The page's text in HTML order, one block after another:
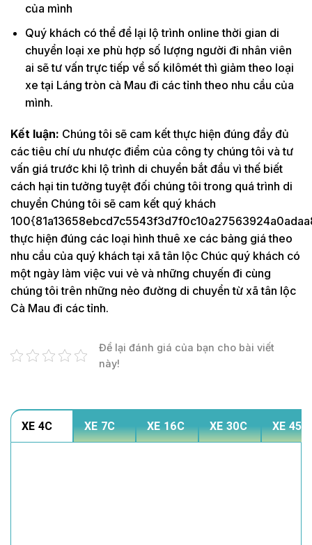
của mình
Quý khách có thể để lại lộ trình online thời gian di
chuyển loại xe phù hợp số lượng người đi nhân viên
ai sẽ tư vấn trực tiếp về số kilômét thì giảm theo loại
xe tại Láng tròn cà Mau đi các tỉnh theo nhu cầu của
mình.
Kết luận: Chúng tôi sẽ cam kết thực hiện đúng đầy đủ
các tiêu chí ưu nhược điểm của công ty chúng tôi và tư
vấn giá trước khi lộ trình di chuyển bắt đầu vì thế biết
cách hại tin tưởng tuyệt đối chúng tôi trong quá trình di
chuyển Chúng tôi sẽ cam kết quý khách
thực hiện đúng các loại hình thuê xe các bảng giá theo
nhu cầu của quý khách tại xã tân lộc Chúc quý khách có
một ngày làm việc vui vẻ và những chuyến đi cùng
chúng tôi trên những nẻo đường di chuyển từ xã tân lộc
Cà Mau đi các tỉnh.
Để lại đánh giá của bạn cho bài viết
này!
XE 4C XE 7C XE 16C XE 30C XE 45C